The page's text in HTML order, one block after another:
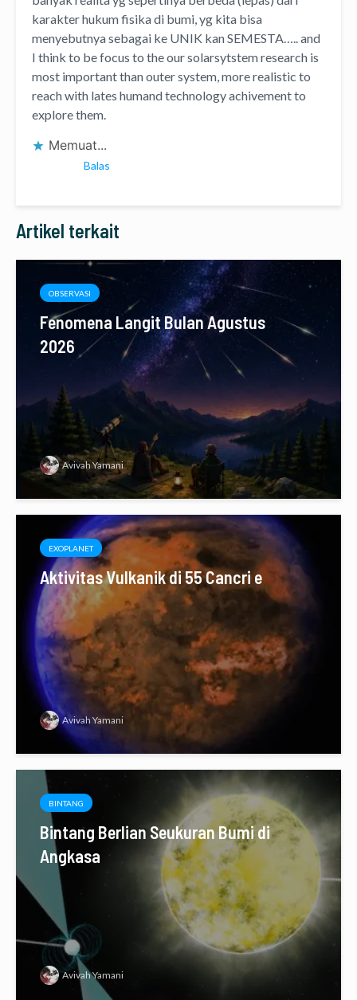
karakter hukum fisika di bumi, yg kita bisa
menyebutnya sebagai ke UNIK kan SEMESTA….. and
I think to be focus to the our solarsytstem research is
most important than outer system, more realistic to
reach with lates humand technology achivement to
explore them.
Memuat...
Balas
Artikel terkait
OBSERVASI
Fenomena Langit Bulan Agustus
2026
Avivah Yamani
EXOPLANET
Aktivitas Vulkanik di 55 Cancri e
Avivah Yamani
BINTANG
Bintang Berlian Seukuran Bumi di
Angkasa
Avivah Yamani